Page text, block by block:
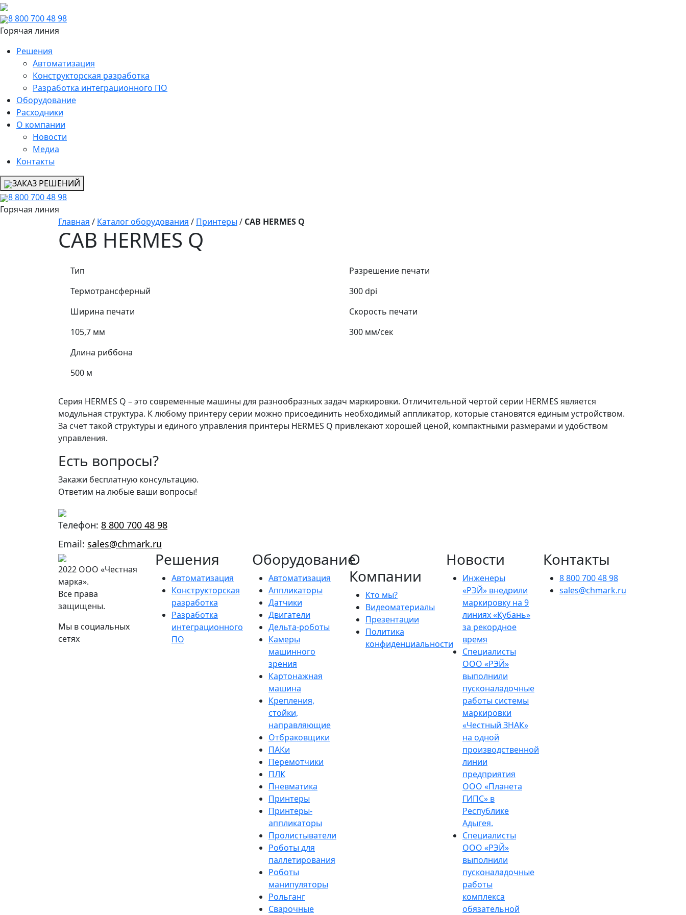
8 800 700 48 98
Горячая линия
Решения
Автоматизация
Конструкторская разработка
Разработка интеграционного ПО
Оборудование
Расходники
О компании
Новости
Медиа
Контакты
ЗАКАЗ РЕШЕНИЙ
8 800 700 48 98
Горячая линия
Главная / Каталог оборудования / Принтеры / CAB HERMES Q
CAB HERMES Q
Тип
Термотрансферный
Разрешение печати
300 dpi
Ширина печати
105,7 мм
Скорость печати
300 мм/сек
Длина риббона
500 м
Серия HERMES Q – это современные машины для разнообразных задач маркировки. Отличительной чертой серии HERMES является
модульная структура. К любому принтеру серии можно присоединить необходимый аппликатор, которые становятся единым устройством.
За счет такой структуры и единого управления принтеры HERMES Q привлекают хорошей ценой, компактными размерами и удобством
управления.
Есть вопросы?
Закажи бесплатную консультацию.
Ответим на любые ваши вопросы!
Телефон: 8 800 700 48 98
Email: sales@chmark.ru
2022 ООО «Честная
марка».
Все права
защищены.
Мы в социальных
сетях
Решения
Автоматизация
Конструкторская
разработка
Разработка
интеграционного
ПО
Оборудование
Автоматизация
Аппликаторы
Датчики
Двигатели
Дельта-роботы
Камеры
машинного
зрения
Картонажная
машина
Крепления,
стойки,
направляющие
Отбраковщики
ПАКи
Перемотчики
ПЛК
Пневматика
Принтеры
Принтеры-
аппликаторы
Пролистыватели
Роботы для
паллетирования
Роботы
манипуляторы
Рольганг
Сварочные
О
Компании
Кто мы?
Видеоматериалы
Презентации
Политика
конфиденциальности
Новости
Инженеры
«РЭЙ» внедрили
маркировку на 9
линиях «Кубань»
за рекордное
время
Специалисты
ООО «РЭЙ»
выполнили
пусконаладочные
работы системы
маркировки
«Честный ЗНАК»
на одной
производственной
линии
предприятия
ООО «Планета
ГИПС» в
Республике
Адыгея.
Специалисты
ООО «РЭЙ»
выполнили
пусконаладочные
работы
комплекса
обязательной
Контакты
8 800 700 48 98
sales@chmark.ru